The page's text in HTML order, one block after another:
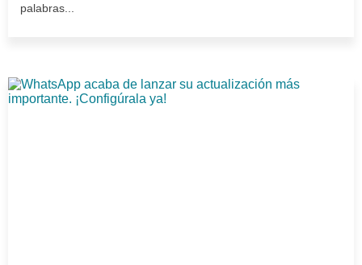
palabras...